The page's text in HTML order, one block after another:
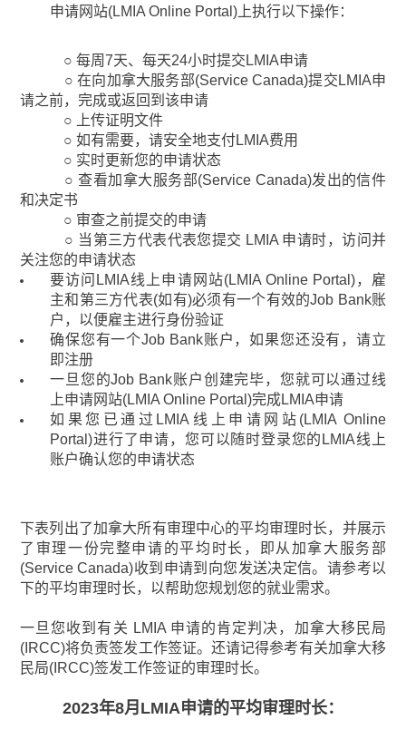
申请网站(LMIA Online Portal)上执行以下操作：
○ 每周7天、每天24小时提交LMIA申请
○ 在向加拿大服务部(Service Canada)提交LMIA申
请之前，完成或返回到该申请
○ 上传证明文件
○ 如有需要，请安全地支付LMIA费用
○ 实时更新您的申请状态
○ 查看加拿大服务部(Service Canada)发出的信件
和决定书
○ 审查之前提交的申请
○ 当第三方代表代表您提交 LMIA 申请时，访问并
关注您的申请状态
要访问LMIA线上申请网站(LMIA Online Portal)，雇
主和第三方代表(如有)必须有一个有效的Job Bank账
户，以便雇主进行身份验证
确保您有一个Job Bank账户，如果您还没有，请立
即注册
一旦您的Job Bank账户创建完毕，您就可以通过线
上申请网站(LMIA Online Portal)完成LMIA申请
如果您已通过LMIA线上申请网站(LMIA Online
Portal)进行了申请，您可以随时登录您的LMIA线上
账户确认您的申请状态
下表列出了加拿大所有审理中心的平均审理时长，并展示
了审理一份完整申请的平均时长，即从加拿大服务部
(Service Canada)收到申请到向您发送决定信。请参考以
下的平均审理时长，以帮助您规划您的就业需求。
一旦您收到有关 LMIA 申请的肯定判决，加拿大移民局
(IRCC)将负责签发工作签证。还请记得参考有关加拿大移
民局(IRCC)签发工作签证的审理时长。
2023年8月LMIA申请的平均审理时长：